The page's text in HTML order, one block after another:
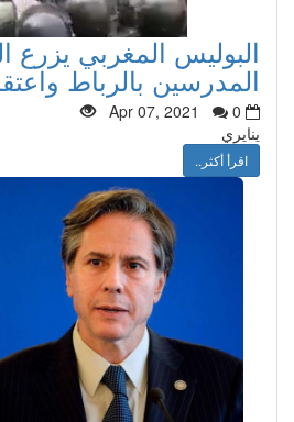
البوليس المغربي
المدرسين بالرباط
Apr 07, 2021
0
ينايري
اقرأ أكثر..